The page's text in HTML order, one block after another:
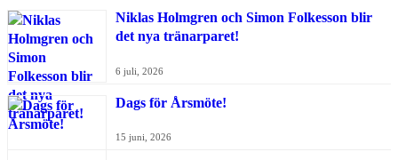
Niklas Holmgren och Simon Folkesson blir
det nya tränarparet!
6 juli, 2026
Dags för Årsmöte!
15 juni, 2026